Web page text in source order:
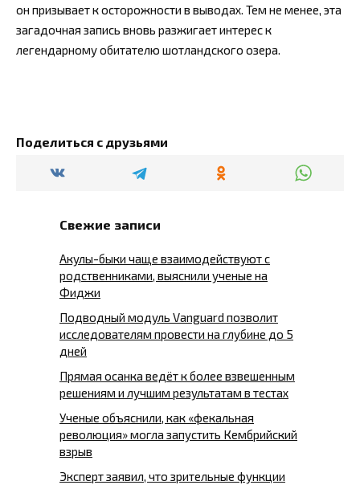
он призывает к осторожности в выводах. Тем не менее, эта
загадочная запись вновь разжигает интерес к
легендарному обитателю шотландского озера.
Поделиться с друзьями
Свежие записи
Акулы-быки чаще взаимодействуют с
родственниками, выяснили ученые на
Фиджи
Подводный модуль Vanguard позволит
исследователям провести на глубине до 5
дней
Прямая осанка ведёт к более взвешенным
решениям и лучшим результатам в тестах
Ученые объяснили, как «фекальная
революция» могла запустить Кембрийский
взрыв
Эксперт заявил, что зрительные функции